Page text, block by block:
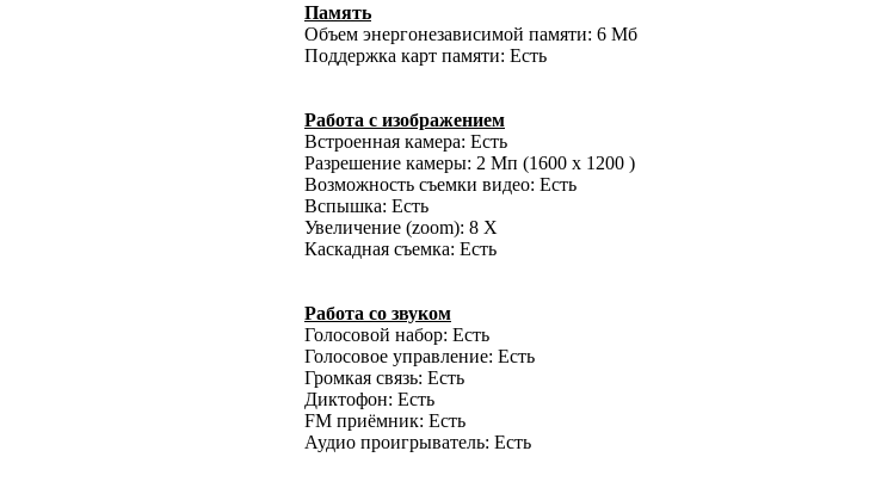
Память
Объем энергонезависимой памяти: 6 Мб
Поддержка карт памяти: Есть
Работа с изображением
Встроенная камера: Есть
Разрешение камеры: 2 Мп (1600 x 1200 )
Возможность съемки видео: Есть
Вспышка: Есть
Увеличение (zoom): 8 X
Каскадная съемка: Есть
Работа со звуком
Голосовой набор: Есть
Голосовое управление: Есть
Громкая связь: Есть
Диктофон: Есть
FM приёмник: Есть
Аудио проигрыватель: Есть